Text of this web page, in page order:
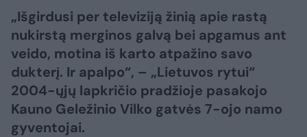
„Išgirdusi per televiziją žinią apie rastą
nukirstą merginos galvą bei apgamus ant
veido, motina iš karto atpažino savo
dukterį. Ir apalpo“, – „Lietuvos rytui“
2004-ųjų lapkričio pradžioje pasakojo
Kauno Geležinio Vilko gatvės 7-ojo namo
gyventojai.